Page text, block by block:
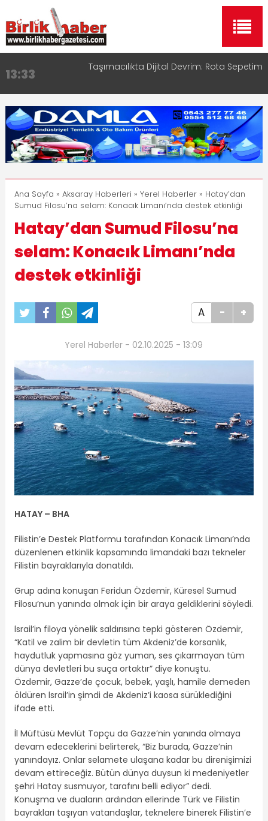
13:33 Taşımacılıkta Dijital Devrim: Rota Sepetim
17:15
Aksaray OSB Bölge Müdürü Makam Koltuğunu
Çocuklara Bıraktı
16:00
Aksaray Esnaf Rehberi ile Google ve Yapay Zeka
Aramalarında Öne Çıkın
8:23 Aksaray Esnaf Rehberi Hizmete Girdi
11:30
Birlikhaber.com Yayın Hayatına Başladı | Hızlı ve
Akıllı Haber Platformu
Ana Sayfa » Aksaray Haberleri » Yerel Haberler» Hatay’dan
Sumud Filosu’na selam: Konacık Limanı’nda destek etkinliği
Hatay’dan Sumud Filosu’na
selam: Konacık Limanı’nda
destek etkinliği
A - +
Yerel Haberler - 02.10.2025 - 13:09
HATAY – BHA
Filistin’e Destek Platformu tarafından Konacık Limanı’nda
düzenlenen etkinlik kapsamında limandaki bazı tekneler
Filistin bayraklarıyla donatıldı.
Grup adına konuşan Feridun Özdemir, Küresel Sumud
Filosu’nun yanında olmak için bir araya geldiklerini söyledi.
İsrail’in filoya yönelik saldırısına tepki gösteren Özdemir,
“Katil ve zalim bir devletin tüm Akdeniz’de korsanlık,
haydutluk yapmasına göz yuman, ses çıkarmayan tüm
dünya devletleri bu suça ortaktır” diye konuştu.
Özdemir, Gazze’de çocuk, bebek, yaşlı, hamile demeden
öldüren İsrail’in şimdi de Akdeniz’i kaosa sürüklediğini
ifade etti.
İl Müftüsü Mevlüt Topçu da Gazze’nin yanında olmaya
devam edeceklerini belirterek, “Biz burada, Gazze’nin
yanındayız. Onlar selamete ulaşana kadar bu direnişimizi
devam ettireceğiz. Bütün dünya duysun ki medeniyetler
şehri Hatay susmuyor, tarafını belli ediyor” dedi.
Konuşma ve duaların ardından ellerinde Türk ve Filistin
bayrakları taşıyan vatandaşlar, teknelere binerek Filistin’e